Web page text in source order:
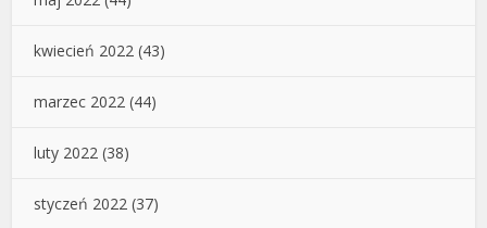
kwiecień 2022 (43)
marzec 2022 (44)
luty 2022 (38)
styczeń 2022 (37)